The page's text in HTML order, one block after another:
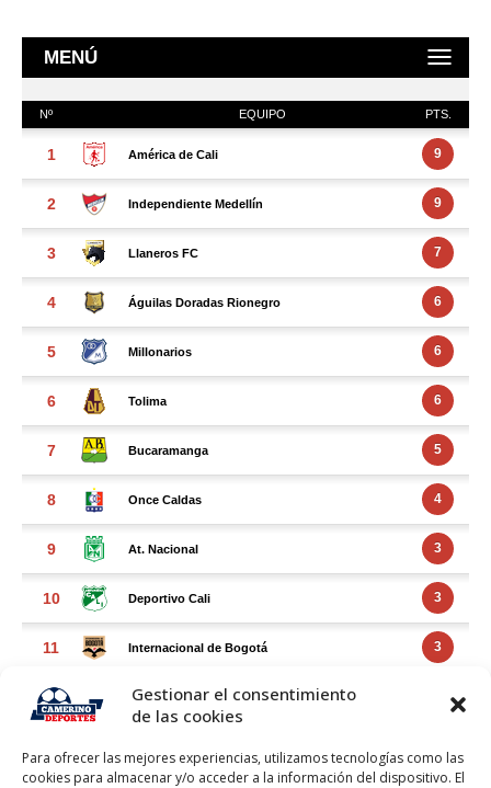
Gestionar el consentimiento
de las cookies
Para ofrecer las mejores experiencias, utilizamos tecnologías como las
cookies para almacenar y/o acceder a la información del dispositivo. El